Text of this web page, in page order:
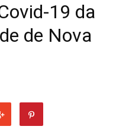
19 da
de Nova